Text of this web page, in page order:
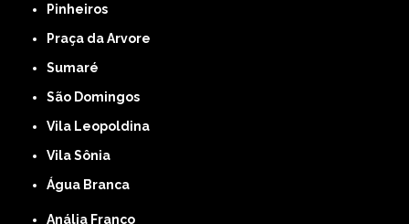
Pinheiros
Praça da Arvore
Sumaré
São Domingos
Vila Leopoldina
Vila Sônia
Água Branca
Anália Franco